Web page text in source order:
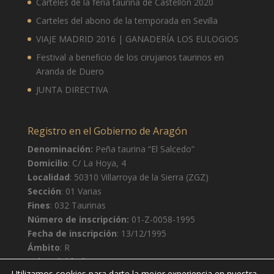
Miércoles 37° 22°
13 de agosto
Jueves 37° 21°
Carteles del abono de la temporada en Sevilla
VIAJE MADRID 2016 | GANADERÍA LOS EULOGIOS
Festival a beneficio de los cirujanos taurinos en
Aranda de Duero
JUNTA DIRECTIVA
Registro en el Gobierno de Aragón
Denominación: Peña taurina “El Salcedo”
Domicilio: C/ La Hoya, 4
Localidad: 50310 Villarroya de la Sierra (ZGZ)
Sección: 01 Varias
Fines: 032 Taurinas
Número de inscripción: 01-Z-0058-1995
Fecha de inscripción: 13/12/1995
Ámbito: R
Subactividad: S